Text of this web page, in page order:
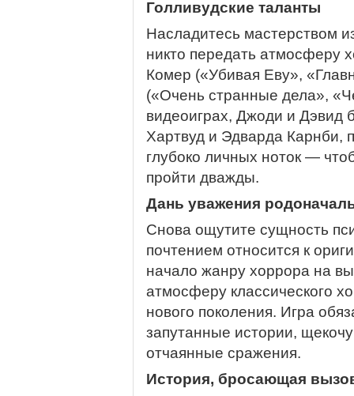
Голливудские таланты
Насладитесь мастерством
никто передать
Комер («Убивая Еву»,
(«Очень странные дела»,
видеоиграх, Джоди и Дэвид
Хартвуд и Эдварда Карнби,
глубоко личных ноток —
пройти дважды.
Дань уважения
Снова ощутите сущность
почтением относится к
начало жанру хоррора на
атмосферу классического
нового поколения. Игра
запутанные истории,
отчаянные сражения.
История, бросающая